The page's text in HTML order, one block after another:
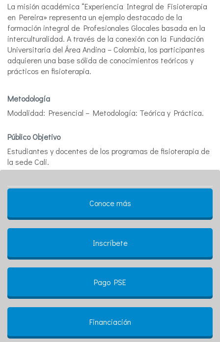
La misión académica “Experiencia Integral de Fisioterapia
en Pereira» representa un ejemplo destacado de la
formación integral de Profesionales Glocales basada en la
interculturalidad. A través de la conexión con la Fundación
Universitaria del Área Andina – Colombia, los participantes
adquieren una base sólida de conocimientos teóricos y
prácticos en fisioterapia.
Metodología
Modalidad: Presencial – Metodología: Teórica y Práctica.
Público Objetivo
Estudiantes y docentes de los programas de fisioterapia de
la sede Cali.
Conoce más
Inscríbete
Pago PSE
Financiación